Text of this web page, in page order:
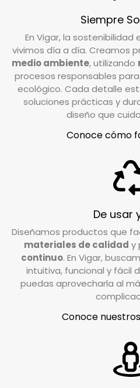
Tienes un plazo de 15
pedido para solicitar la
alguna duda o
nuestro equipo de
disposición para
Escríbenos a
encantados de asistirte
Si tu pedido está dentro
(15 días hábiles),
poniéndote en contacto
de Atención al Cliente.
info@vigar.com, y
ayudarte.
En un plazo aproximado
transportista se pondrá
para coordinar la
en el formulario de
¿En qué condiciones
Siempre
En Vigar, la
vivimos día a día. Creamos
medio ambiente, utilizando
procesos responsables
ecológico. Cada detalle
soluciones prácticas y
diseño que
Conoce cómo
De usar
Diseñamos productos que
materiales de calidad y
continuo. En Vigar,
intuitiva, funcional y fácil
puedas aprovecharla al
Conoce